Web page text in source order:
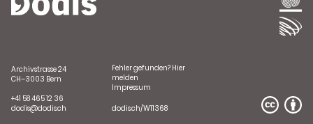
Archivstrasse 24
CH–3003 Bern
+41 58 465 12 36
dodis@dodis.ch
Fehler gefunden? Hier
melden
Impressum
dodis.ch/W11368